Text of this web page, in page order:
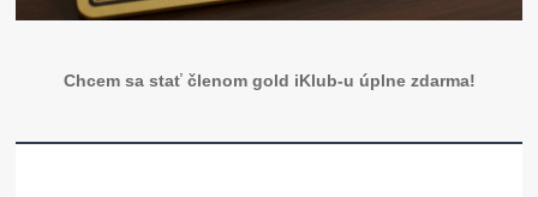
Chcem sa stať členom gold iKlub-u úplne zdarma!